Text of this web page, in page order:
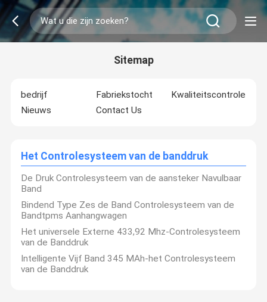
Sitemap
bedrijf Fabriekstocht
Kwaliteitscontrole
Nieuws
Contact Us
Het Controlesysteem van de banddruk
De Druk Controlesysteem van de aansteker Navulbaar
Band
Bindend Type Zes de Band Controlesysteem van de
Bandtpms Aanhangwagen
Het universele Externe 433,92 Mhz-Controlesysteem
van de Banddruk
Intelligente Vijf Band 345 MAh-het Controlesysteem
van de Banddruk